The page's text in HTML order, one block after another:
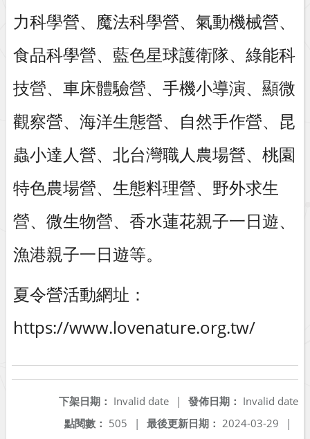
力科學營、魔法科學營、氣動機械營、
食品科學營、藍色星球護衛隊、綠能科
技營、車床體驗營、手機小導演、顯微
觀察營、海洋生態營、自然手作營、昆
蟲小達人營、北台灣職人農場營、桃園
特色農場營、生態料理營、野外求生
營、微生物營、香水蓮花親子一日遊、
漁港親子一日遊等。
夏令營活動網址：
https://www.lovenature.org.tw/
發佈日期： Invalid date
下架日期： Invalid date
|
最後更新日期： 2024-03-29 |
點閱數： 505 |